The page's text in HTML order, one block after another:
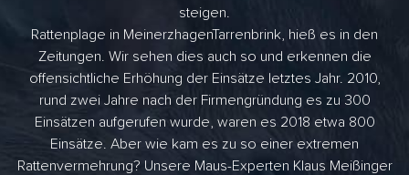
steigen.
Rattenplage in MeinerzhagenTarrenbrink, hieß es in den
Zeitungen. Wir sehen dies auch so und erkennen die
offensichtliche Erhöhung der Einsätze letztes Jahr. 2010,
rund zwei Jahre nach der Firmengründung es zu 300
Einsätzen aufgerufen wurde, waren es 2018 etwa 800
Einsätze. Aber wie kam es zu so einer extremen
Rattenvermehrung? Unsere Maus-Experten Klaus Meißinger